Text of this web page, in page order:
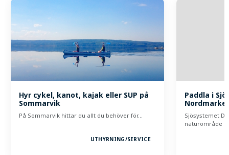
Hyr cykel, kanot, kajak eller SUP på
Sommarvik
På Sommarvik hittar du allt du behöver för…
UTHYRNING/SERVICE
Paddla i
Sjösystemet
naturområde